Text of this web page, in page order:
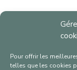
Pour offrir les
telles que les cookies